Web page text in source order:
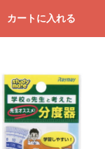
カートに入れる